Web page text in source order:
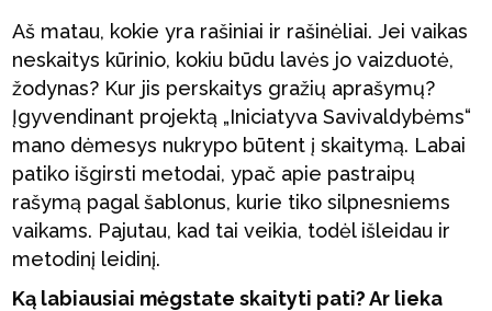
Aš matau, kokie yra rašiniai ir rašinėliai. Jei vaikas
neskaitys kūrinio, kokiu būdu lavės jo vaizduotė,
žodynas? Kur jis perskaitys gražių aprašymų?
Įgyvendinant projektą „Iniciatyva Savivaldybėms“
mano dėmesys nukrypo būtent į skaitymą. Labai
patiko išgirsti metodai, ypač apie pastraipų
rašymą pagal šablonus, kurie tiko silpnesniems
vaikams. Pajutau, kad tai veikia, todėl išleidau ir
metodinį leidinį.
Ką labiausiai mėgstate skaityti pati? Ar lieka